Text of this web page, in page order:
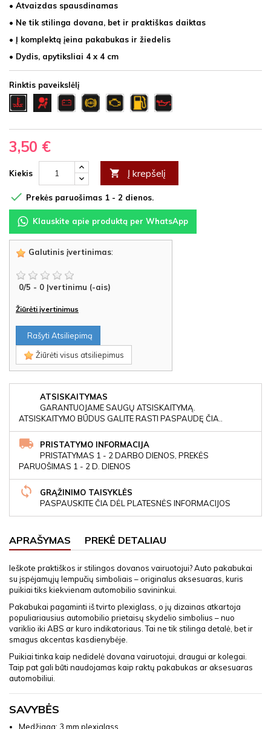
• Atvaizdas spausdinamas
• Ne tik stilinga dovana, bet ir praktiškas daiktas
• Į komplektą įeina pakabukas ir žiedelis
• Dydis, apytiksliai 4 x 4 cm
Rinktis paveikslėlį
Temeperatura
AirbagAkumasabs Check degalaiTepalai
3,50 €
Kiekis  Į krepšelį
 Prekės paruošimas 1 - 2 dienos.
Klauskite apie produktą per WhatsApp
Galutinis įvertinimas:
0/5 - 0 Įvertinimu (-ais)
Žiūrėti įvertinimus
Rašyti Atsiliepimą
Žiūrėti visus atsiliepimus
ATSISKAITYMAS
GARANTUOJAME SAUGŲ ATSISKAITYMĄ.
ATSISKAITYMO BŪDUS GALITE RASTI PASPAUDĘ ČIA..
PRISTATYMO INFORMACIJA
PRISTATYMAS 1 - 2 DARBO DIENOS, PREKĖS
PARUOŠIMAS 1 - 2 D. DIENOS
GRĄŽINIMO TAISYKLĖS
PASPAUSKITE ČIA DĖL PLATESNĖS INFORMACIJOS
APRAŠYMAS PREKĖ DETALIAU
Ieškote praktiškos ir stilingos dovanos vairuotojui? Auto pakabukai
su įspėjamųjų lempučių simboliais – originalus aksesuaras, kuris
puikiai tiks kiekvienam automobilio savininkui.
Pakabukai pagaminti iš tvirto plexiglass, o jų dizainas atkartoja
populiariausius automobilio prietaisų skydelio simbolius – nuo
variklio iki ABS ar kuro indikatoriaus. Tai ne tik stilinga detalė, bet ir
smagus akcentas kasdienybėje.
Puikiai tinka kaip nedidelė dovana vairuotojui, draugui ar kolegai.
Taip pat gali būti naudojamas kaip raktų pakabukas ar aksesuaras
automobiliui.
SAVYBĖS
Medžiaga: 3 mm plexiglass